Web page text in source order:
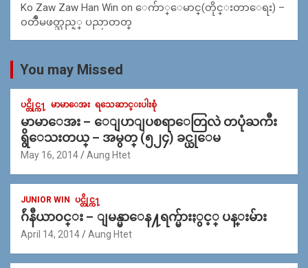
Ko Zaw Zaw Han Win on ေက်ာ္ေမာင္(တိုင္းတာေရး) –
၀တၳဳမဖတ္သည့္ ပညာတတ္
You may Missed
ပင္တိုင္က႑ မာမာေအး ရသေဆာင္းပါးစုံ
မာမာေအး – ေျပာျပစရာေတြလဲ တပုံႀကီး
ရွိေသးတယ္ – အမွတ္ (၅၂၄) ခင္ယုေမ
May 16, 2014 Aung Htet
JUNIOR WIN ပင္တိုင္က႑
ဂ်ဴနီယာ၀င္း – ျမန္မာေန႔ရက္မ်ားႏွင့္ ပန္းမ်ား
April 14, 2014 Aung Htet